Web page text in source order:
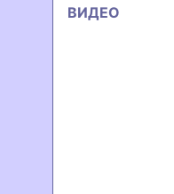
ВИДЕО